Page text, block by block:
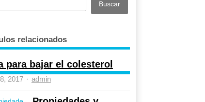
Buscar
relacionados
para bajar el colesterol
2017 Author
admin